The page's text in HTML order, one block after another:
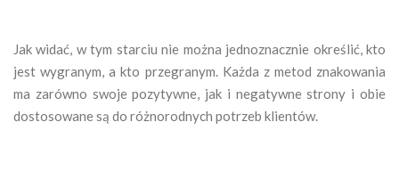
Jak widać, w tym starciu nie można jednoznacznie określić, kto
jest wygranym, a kto przegranym. Każda z metod znakowania
ma zarówno swoje pozytywne, jak i negatywne strony i obie
dostosowane są do różnorodnych potrzeb klientów.